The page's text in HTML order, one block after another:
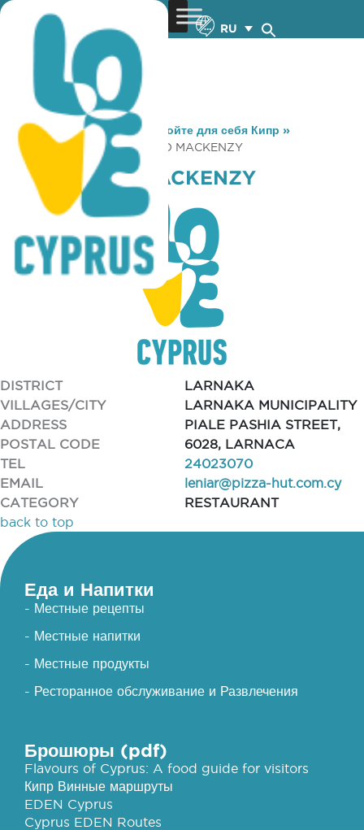
RU
You are here: Home »Откройте для себя Кипр »
Gastronomy
» CAFFE NERO MACKENZY
CAFFE NERO MACKENZY
DISTRICT
LARNAKA
VILLAGES/CITY
LARNAKA MUNICIPALITY
ADDRESS
PIALE PASHIA STREET,
POSTAL CODE
6028, LARNACA
TEL
24023070
EMAIL
leniar@pizza-hut.com.cy
CATEGORY
RESTAURANT
back to top
Еда и Напитки
- Местные рецепты
- Местные напитки
- Местные продукты
- Ресторанное обслуживание и Развлечения
Брошюры (pdf)
Flavours of Cyprus: A food guide for visitors
Кипр Винные маршруты
EDEN Cyprus
Cyprus EDEN Routes